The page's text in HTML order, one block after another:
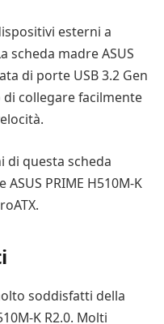
esterni a
scheda madre ASUS
di porte USB 3.2 Gen
collegare facilmente
di questa scheda
PRIME H510M-K
soddisfatti della
K R2.0. Molti